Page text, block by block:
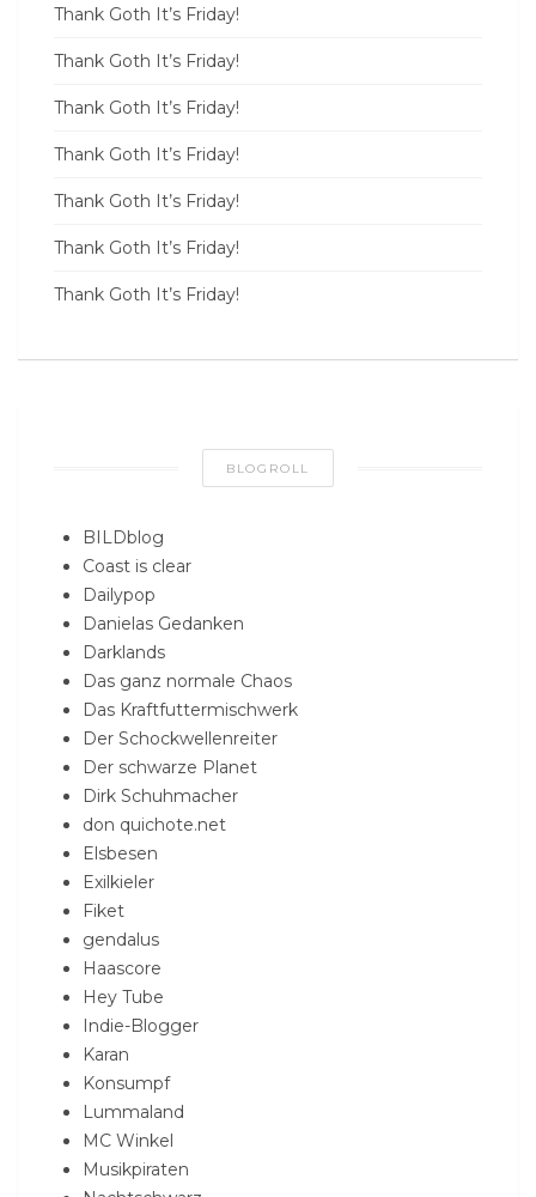
Thank Goth It’s Friday!
Thank Goth It’s Friday!
Thank Goth It’s Friday!
Thank Goth It’s Friday!
Thank Goth It’s Friday!
Thank Goth It’s Friday!
Thank Goth It’s Friday!
BLOGROLL
BILDblog
Coast is clear
Dailypop
Danielas Gedanken
Darklands
Das ganz normale Chaos
Das Kraftfuttermischwerk
Der Schockwellenreiter
Der schwarze Planet
Dirk Schuhmacher
don quichote.net
Elsbesen
Exilkieler
Fiket
gendalus
Haascore
Hey Tube
Indie-Blogger
Karan
Konsumpf
Lummaland
MC Winkel
Musikpiraten